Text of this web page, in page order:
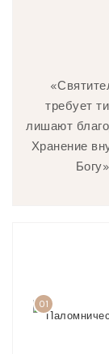
требует
лишают
Хранение
01